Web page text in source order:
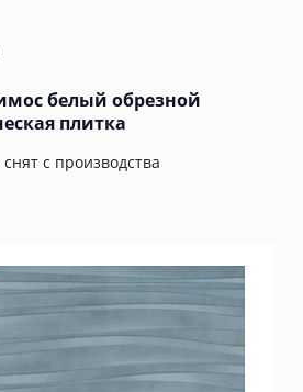
белый обрезной
плитка
с производства